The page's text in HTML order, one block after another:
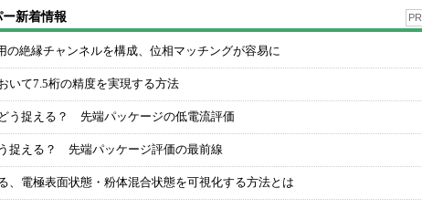
新着情報 PR
の絶縁チャンネルを構成、位相マッチングが容易に
いて7.5桁の精度を実現する方法
う捉える？ 先端パッケージの低電流評価
捉える？ 先端パッケージ評価の最前線
、電極表面状態・粉体混合状態を可視化する方法とは